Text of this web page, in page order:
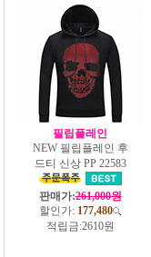
필립플레인
NEW 필립플레인 후
드티 신상 PP 22583
판매가:261,000원
할인가: 177,480
적립금:2610원